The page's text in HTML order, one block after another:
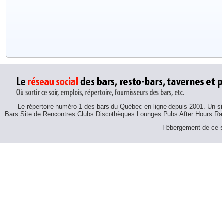
Le répertoire numéro 1 des bars du Québec en ligne depuis 2001.
Bars Site de Rencontres Clubs Discothèques Lounges Pubs After Hours
Hébergement de ce